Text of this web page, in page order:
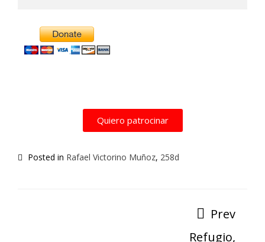
Quiero patrocinar
Posted in Rafael Victorino Muñoz, 258d
Prev
Refugio,